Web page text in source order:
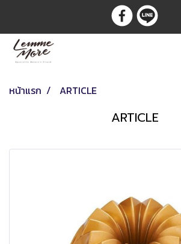
หน้าแรก ARTICLE
ARTICLE